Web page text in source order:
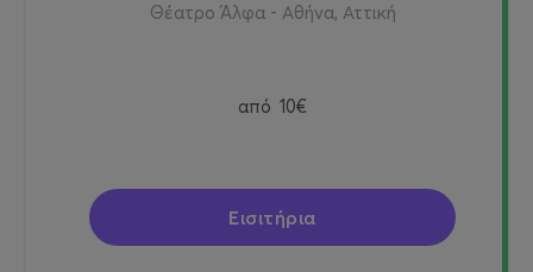
Θέατρο Άλφα - Αθήνα, Αττική
από 10€
Εισιτήρια